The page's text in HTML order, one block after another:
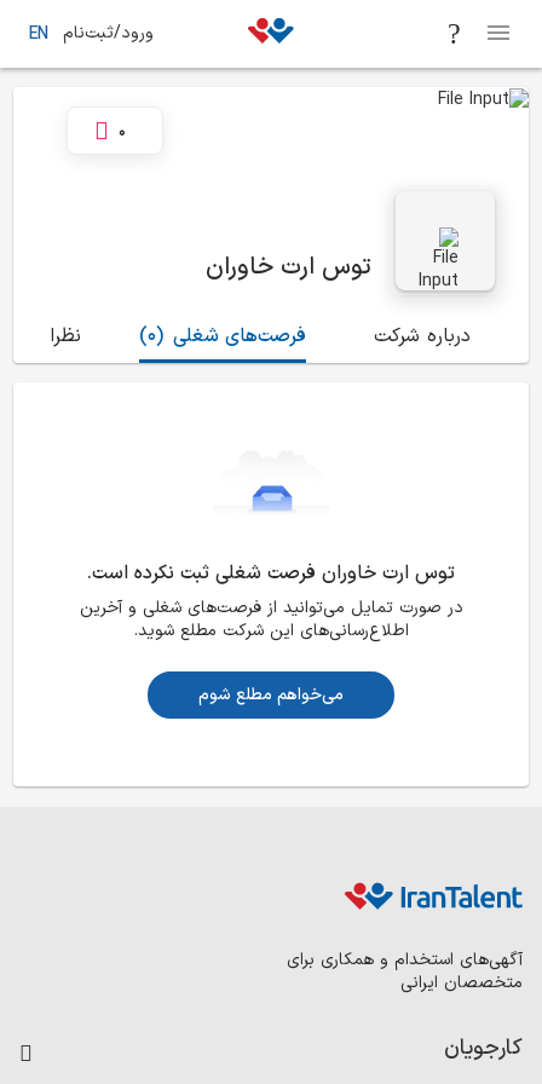
ورود/ثبت‌نام EN
توس ارت خاوران
0
درباره شرکت (0) فرصت‌های شغلی نظرات
توس ارت خاوران فرصت شغلی ثبت نکرده است.
در صورت تمایل می‌توانید از فرصت‌های شغلی و آخرین
اطلاع‌رسانی‌های این شرکت مطلع شوید.
می‌خواهم مطلع شوم
آگهی‌های استخدام و همکاری برای
متخصصان ایرانی
کارجویان